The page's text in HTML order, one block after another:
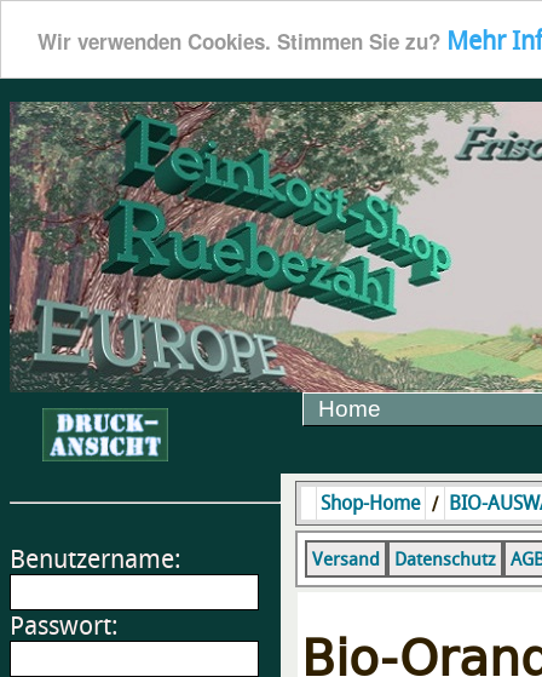
Wir verwenden Cookies. Stimmen Sie zu? Mehr
Home
Benutzername:
Passwort:
Shop-Home / BIO-
Versand Datenschutz
Bio-